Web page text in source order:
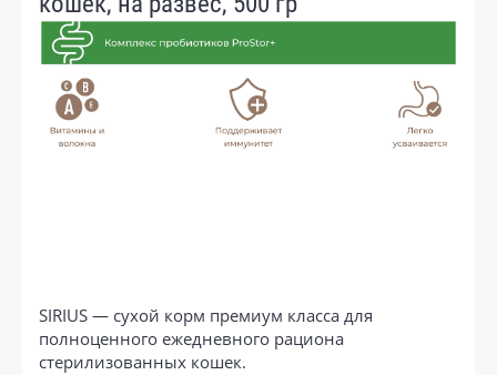
SIRIUS — сухой корм премиум класса для
полноценного ежедневного рациона
стерилизованных кошек.